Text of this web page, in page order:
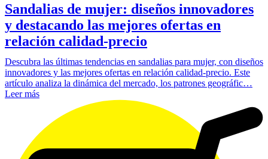
Sandalias de mujer: diseños innovadores
y destacando las mejores ofertas en
relación calidad-precio
Descubra las últimas tendencias en sandalias para mujer, con diseños
innovadores y las mejores ofertas en relación calidad-precio. Este
artículo analiza la dinámica del mercado, los patrones geográfic…
Leer más